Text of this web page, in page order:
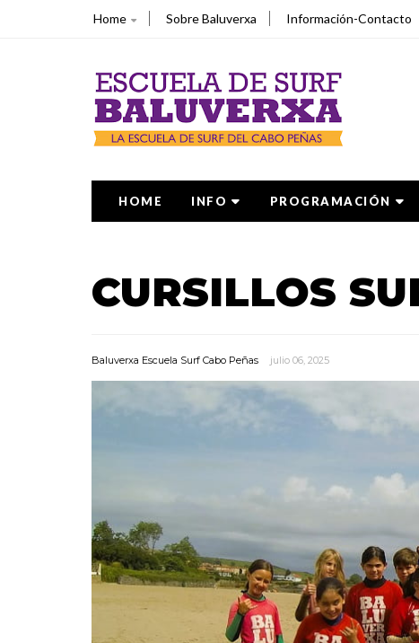
Home Sobre Baluverxa Información-Contacto
HOME INFO PROGRAMACIÓN
CURSILLOS
Baluverxa Escuela Surf Cabo Peñas julio 06, 2025